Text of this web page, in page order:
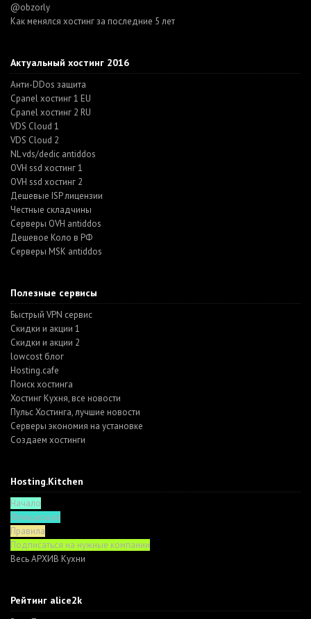
@obzorly
Как менялся хостинг за последние 5 лет
Актуальный хостинг 2016
Анти-DDos защита
Cpanel хостинг 1 EU
Cpanel хостинг 2 RU
VDS Cloud 1
VDS Cloud 2
NL vds/dedic antiddos
OVH ssd хостинг 1
OVH ssd хостинг 2
Дешевые ISP лицензии
Честные складчины
Серверы OVH antiddos
Дешевое Коло в РФ
Серверы MSK antiddos
Полезные сервисы
Быстрый VPN сервис
Скидки и акции 1
Скидки и акции 2
lowcost блог
Hosting.cafe
Поиск хостинга
Хостинг Кухня, все новости
Пульс Хостинга, лучшие новости
Серверы экономия на установке
Создаем хостинги
Hosting.Kitchen
Начало
Функционал
Правила
Подписаться на нужные компании
Весь АРХИВ Кухни
Рейтинг alice2k